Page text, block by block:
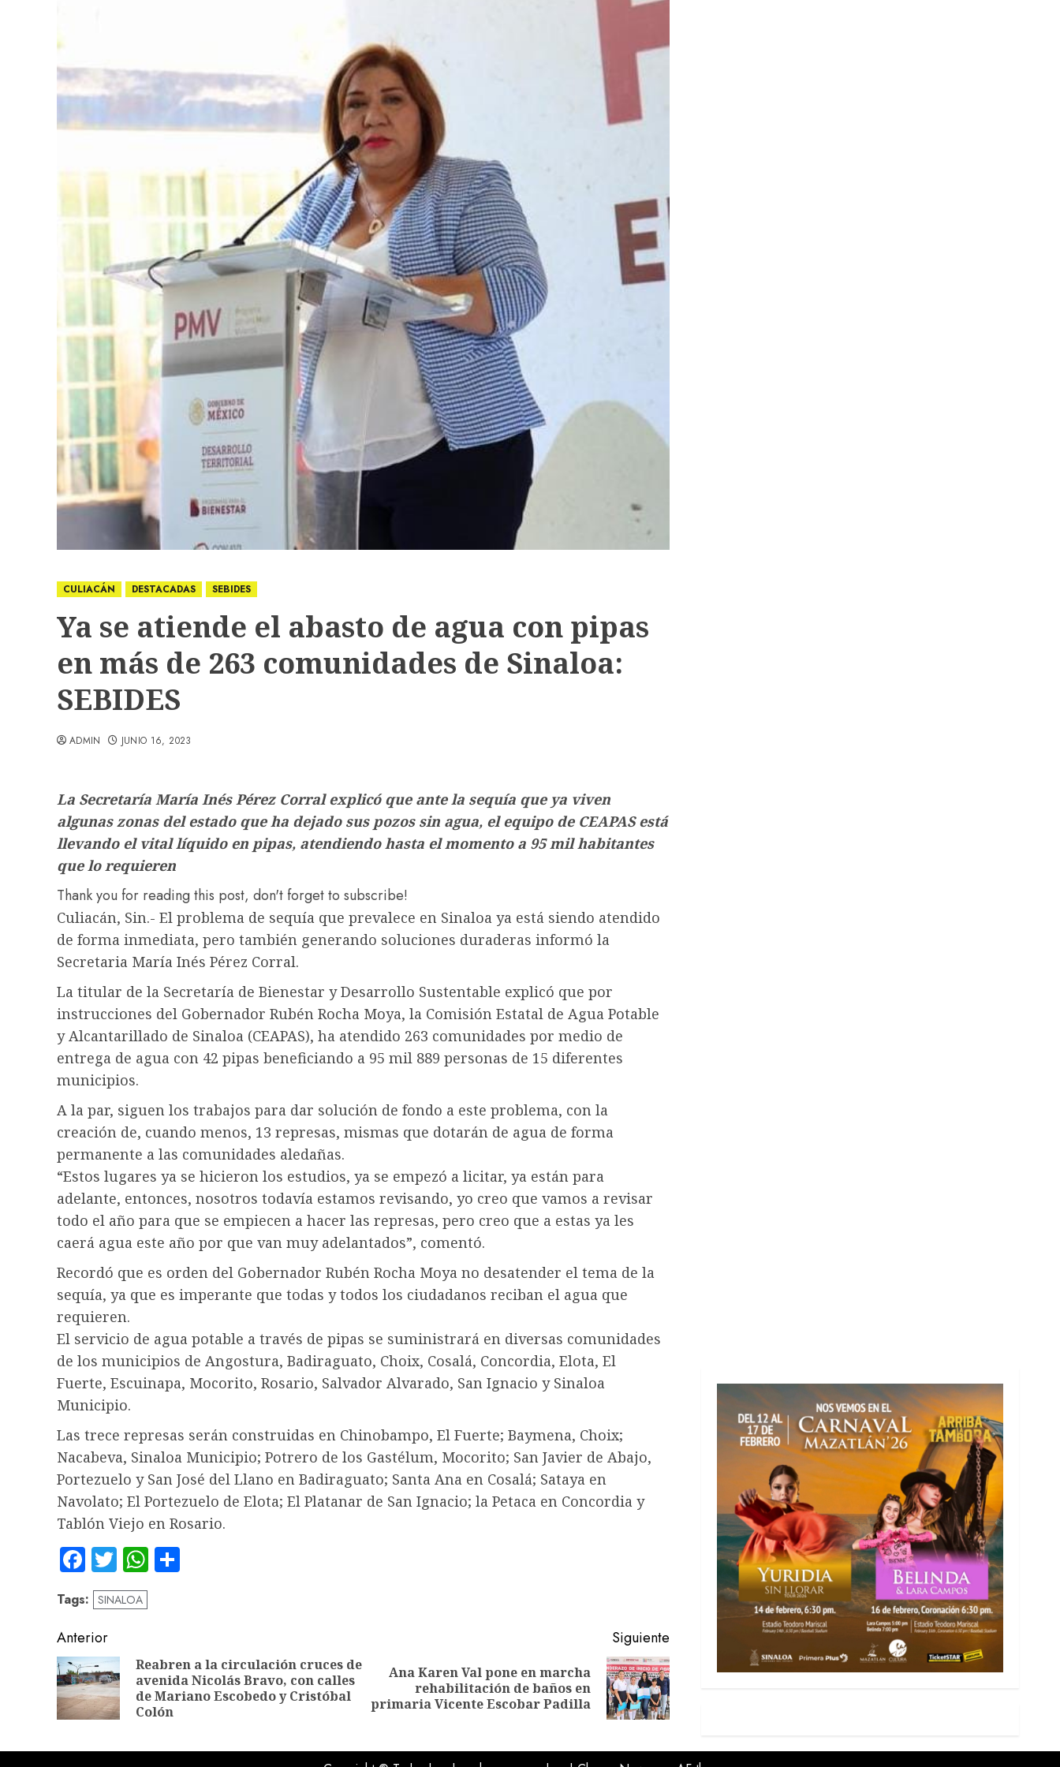
CULIACÁN DESTACADAS SEBIDES
Ya se atiende el abasto de agua con pipas
en más de 263 comunidades de Sinaloa:
SEBIDES
ADMIN JUNIO 16, 2023
La Secretaría María Inés Pérez Corral explicó que ante la sequía que ya viven
algunas zonas del estado que ha dejado sus pozos sin agua, el equipo de CEAPAS está
llevando el vital líquido en pipas, atendiendo hasta el momento a 95 mil habitantes
que lo requieren
Thank you for reading this post, don't forget to subscribe!
Culiacán, Sin.- El problema de sequía que prevalece en Sinaloa ya está siendo atendido
de forma inmediata, pero también generando soluciones duraderas informó la
Secretaria María Inés Pérez Corral.
La titular de la Secretaría de Bienestar y Desarrollo Sustentable explicó que por
instrucciones del Gobernador Rubén Rocha Moya, la Comisión Estatal de Agua Potable
y Alcantarillado de Sinaloa (CEAPAS), ha atendido 263 comunidades por medio de
entrega de agua con 42 pipas beneficiando a 95 mil 889 personas de 15 diferentes
municipios.
A la par, siguen los trabajos para dar solución de fondo a este problema, con la
creación de, cuando menos, 13 represas, mismas que dotarán de agua de forma
permanente a las comunidades aledañas.
“Estos lugares ya se hicieron los estudios, ya se empezó a licitar, ya están para
adelante, entonces, nosotros todavía estamos revisando, yo creo que vamos a revisar
todo el año para que se empiecen a hacer las represas, pero creo que a estas ya les
caerá agua este año por que van muy adelantados”, comentó.
Recordó que es orden del Gobernador Rubén Rocha Moya no desatender el tema de la
sequía, ya que es imperante que todas y todos los ciudadanos reciban el agua que
requieren.
El servicio de agua potable a través de pipas se suministrará en diversas comunidades
de los municipios de Angostura, Badiraguato, Choix, Cosalá, Concordia, Elota, El
Fuerte, Escuinapa, Mocorito, Rosario, Salvador Alvarado, San Ignacio y Sinaloa
Municipio.
Las trece represas serán construidas en Chinobampo, El Fuerte; Baymena, Choix;
Nacabeva, Sinaloa Municipio; Potrero de los Gastélum, Mocorito; San Javier de Abajo,
Portezuelo y San José del Llano en Badiraguato; Santa Ana en Cosalá; Sataya en
Navolato; El Portezuelo de Elota; El Platanar de San Ignacio; la Petaca en Concordia y
Tablón Viejo en Rosario.
Facebook
TwitterWhatsApp
Tags: SINALOA
Navegación
de
entradas
Anterior
Entrada
anterior:
Reabren a la circulación cruces de
avenida Nicolás Bravo, con calles
de Mariano Escobedo y Cristóbal
Colón
Siguiente
Siguiente
entrada:
Ana Karen Val pone en marcha
rehabilitación de baños en
primaria Vicente Escobar Padilla